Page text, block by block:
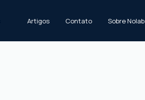
Artigos Contato Sobre Nolab